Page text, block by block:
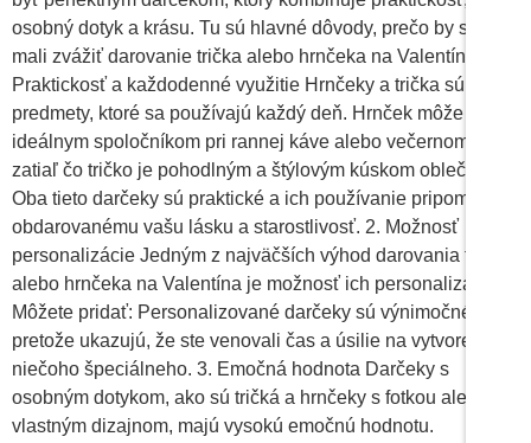
osobný dotyk a krásu. Tu sú hlavné dôvody, prečo by ste
mali zvážiť darovanie trička alebo hrnčeka na Valentína. 1.
Praktickosť a každodenné využitie Hrnčeky a trička sú
predmety, ktoré sa používajú každý deň. Hrnček môže byť
ideálnym spoločníkom pri rannej káve alebo večernom čaji,
zatiaľ čo tričko je pohodlným a štýlovým kúskom oblečenia.
Oba tieto darčeky sú praktické a ich používanie pripomenie
obdarovanému vašu lásku a starostlivosť. 2. Možnosť
personalizácie Jedným z najväčších výhod darovania trička
alebo hrnčeka na Valentína je možnosť ich personalizácie.
Môžete pridať: Personalizované darčeky sú výnimočné,
pretože ukazujú, že ste venovali čas a úsilie na vytvorenie
niečoho špeciálneho. 3. Emočná hodnota Darčeky s
osobným dotykom, ako sú tričká a hrnčeky s fotkou alebo
vlastným dizajnom, majú vysokú emočnú hodnotu.